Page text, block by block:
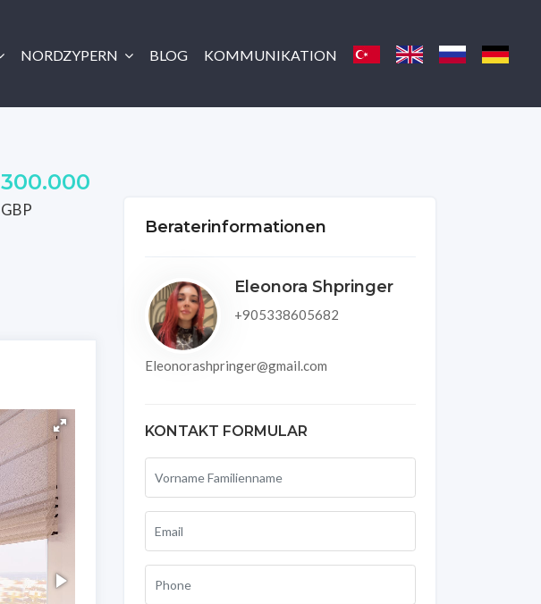
NORDZYPERN BLOG KOMMUNIKATION
300.000
GBP
Beraterinformationen
Eleonora Shpringer
+905338605682
Eleonorashpringer@gmail.com
KONTAKT FORMULAR